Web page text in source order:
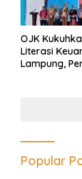
OJK
Literasi
Lampung,
Popular